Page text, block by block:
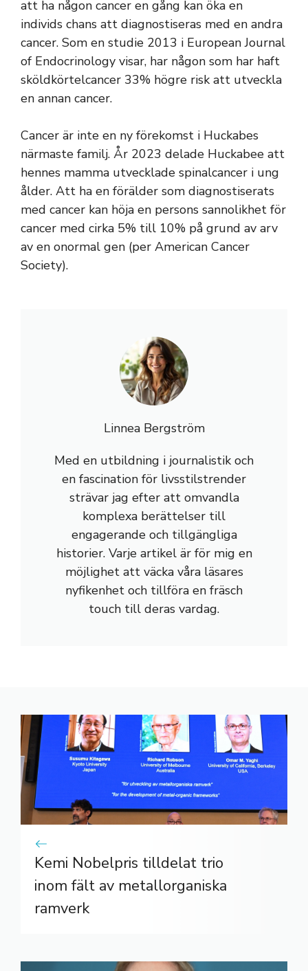
att ha någon cancer en gång kan öka en
individs chans att diagnostiseras med en andra
cancer. Som en studie 2013 i European Journal
of Endocrinology visar, har någon som har haft
sköldkörtelcancer 33% högre risk att utveckla
en annan cancer.
Cancer är inte en ny förekomst i Huckabes
närmaste familj. År 2023 delade Huckabee att
hennes mamma utvecklade spinalcancer i ung
ålder. Att ha en förälder som diagnostiserats
med cancer kan höja en persons sannolikhet för
cancer med cirka 5% till 10% på grund av arv
av en onormal gen (per American Cancer
Society).
Linnea Bergström
Med en utbildning i journalistik och
en fascination för livsstilstrender
strävar jag efter att omvandla
komplexa berättelser till
engagerande och tillgängliga
historier. Varje artikel är för mig en
möjlighet att väcka våra läsares
nyfikenhet och tillföra en fräsch
touch till deras vardag.
Kemi Nobelpris tilldelat trio
inom fält av metallorganiska
ramverk